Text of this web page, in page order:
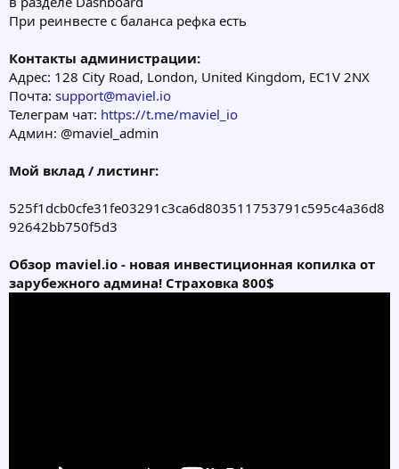
При реинвесте с баланса рефка есть
Контакты администрации:
Адрес: 128 City Road, London, United Kingdom, EC1V 2NX
Почта: support@maviel.io
Телеграм чат: https://t.me/maviel_io
Админ: @maviel_admin
Мой вклад / листинг:
525f1dcb0cfe31fe03291c3ca6d803511753791c595c4a36d8
92642bb750f5d3
Обзор maviel.io - новая инвестиционная копилка от
зарубежного админа! Страховка 800$